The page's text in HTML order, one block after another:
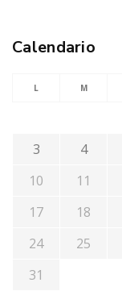
Calendario
L M
3
4
10
11
17
18
24
25
31